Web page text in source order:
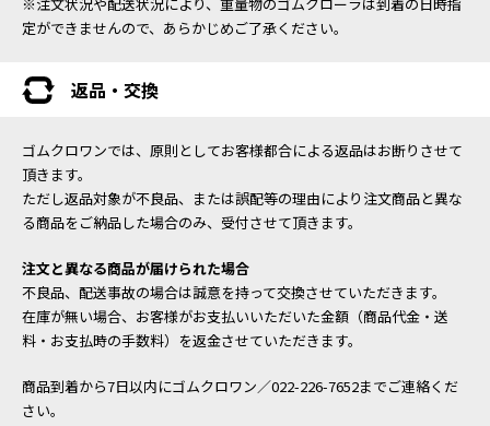
※注文状況や配送状況により、重量物のゴムクローラは到着の日時指
定ができませんので、あらかじめご了承ください。
返品・交換
ゴムクロワンでは、原則としてお客様都合による返品はお断りさせて
頂きます。
ただし返品対象が不良品、または誤配等の理由により注文商品と異な
る商品をご納品した場合のみ、受付させて頂きます。
注文と異なる商品が届けられた場合
不良品、配送事故の場合は誠意を持って交換させていただきます。
在庫が無い場合、お客様がお支払いいただいた金額（商品代金・送
料・お支払時の手数料）を返金させていただきます。
商品到着から7日以内にゴムクロワン／022-226-7652までご連絡くだ
さい。